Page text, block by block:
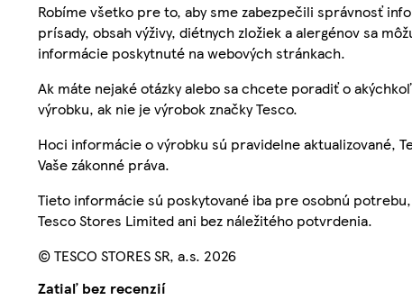
Robíme všetko pre to, aby sme zabezpečili správnosť
prísady, obsah výživy, diétnych zložiek a alergénov sa
informácie poskytnuté na webových stránkach.
Ak máte nejaké otázky alebo sa chcete poradiť o
výrobku, ak nie je výrobok značky Tesco.
Hoci informácie o výrobku sú pravidelne aktualizované,
Vaše zákonné práva.
Tieto informácie sú poskytované iba pre osobnú
Tesco Stores Limited ani bez náležitého potvrdenia.
© TESCO STORES SR, a.s. 2026
Zatiaľ bez recenzií